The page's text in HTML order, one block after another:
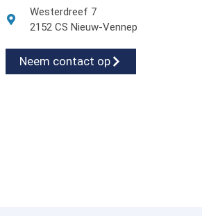
Westerdreef 7
2152 CS Nieuw-Vennep
Neem contact op